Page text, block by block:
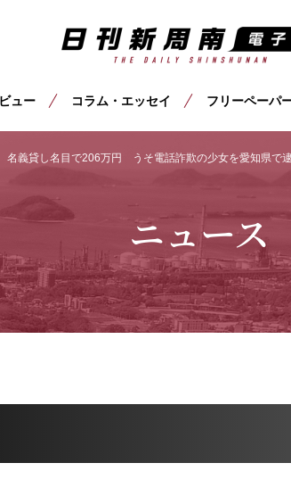
ュー コラム・エッセイ フリーペーパ
名義貸し名目で206万円 うそ電話詐欺の少女を愛知県で
ニュース